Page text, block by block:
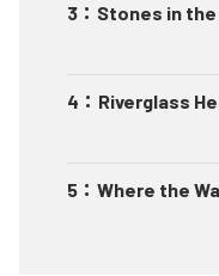
3 ： Stones in
4 ： Riverglass
5 ： Where the